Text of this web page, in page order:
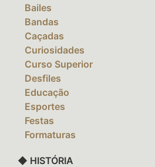
‎ ‎ ‎ Bailes
‎ ‎ ‎ Bandas
‎ ‎ ‎ Caçadas
‎ ‎ ‎ Curiosidades
‎ ‎ ‎ Curso Superior
‎ ‎ ‎ Desfiles
‎ ‎ ‎ Educação
‎ ‎ ‎ Esportes
‎ ‎ ‎ Festas
‎ ‎ ‎ Formaturas
◆ HISTÓRIA